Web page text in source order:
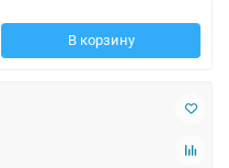
В корзину